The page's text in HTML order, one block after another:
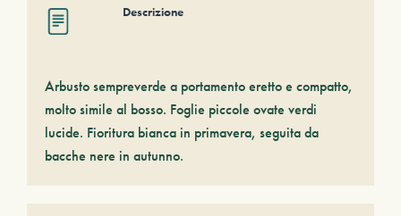
Descrizione
Arbusto sempreverde a portamento eretto e compatto,
molto simile al bosso. Foglie piccole ovate verdi
lucide. Fioritura bianca in primavera, seguita da
bacche nere in autunno.